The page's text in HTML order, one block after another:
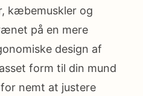
kæbemuskler og
på en mere
design af
form til din mund
nemt at justere